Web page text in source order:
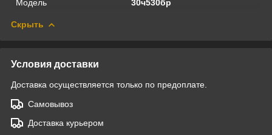
Модель 30ч530бр
Скрыть
Условия доставки
Доставка осуществляется только по предоплате.
Самовывоз
Доставка курьером